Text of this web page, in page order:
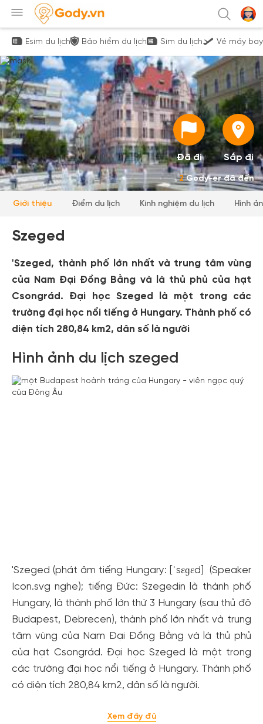
Esim du lịch Bảo hiểm du lịch Sim du lịch Vé máy bay
Đã đi Sắp đi
2Gody-er đã đến
Giới thiệu Điểm du lịch Kinh nghiệm du lịch Hình
Szeged
'Szeged, thành phố lớn nhất và trung tâm vùng
của Nam Đại Đồng Bằng và là thủ phủ của hạt
Csongrád. Đại học Szeged là một trong các
trường đại học nổi tiếng ở Hungary. Thành phố có
diện tích 280,84 km2, dân số là người
Hình ảnh du lịch szeged
'Szeged (phát âm tiếng Hungary: [ˈsɛɡɛd] (Speaker
Icon.svg nghe); tiếng Đức: Szegedin là thành phố
Hungary, là thành phố lớn thứ 3 Hungary (sau thủ đô
Budapest, Debrecen), thành phố lớn nhất và trung
tâm vùng của Nam Đại Đồng Bằng và là thủ phủ
của hạt Csongrád. Đại học Szeged là một trong
các trường đại học nổi tiếng ở Hungary. Thành phố
có diện tích 280,84 km2, dân số là người.
Xem đầy đủ